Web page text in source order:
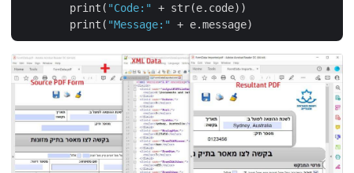
        print(
"Code:"
+ str(e.code))
        print(
"Message:"